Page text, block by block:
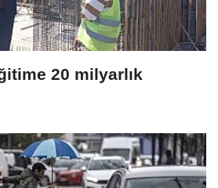
20 milyarlık